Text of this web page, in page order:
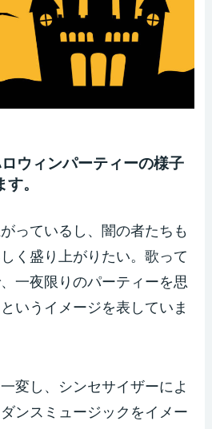
ウィンパーティーの様子
。
っているし、闇の者たちも
く盛り上がりたい。歌って
一夜限りのパーティーを思
いうイメージを表していま
変し、シンセサイザーによ
ンスミュージックをイメー